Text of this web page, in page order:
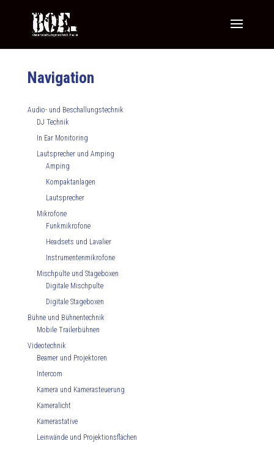
Navigation
Audio- und Beschallungstechnik
DJ Technik
In Ear Monitoring
Lautsprecher und Amping
Amping
Kompaktanlagen
Lautsprecher
Mikrofone
Funkmikrofone
Headsets und Lavalier
Instrumentenmikrofone
Mischpulte und Stageboxen
Digitale Mischpulte
Digitale Stageboxen
Bühne und Bühnentechnik
Mobile Trailerbühnen
Videotechnik
Beamer und Projektoren
Intercom
Kamera und Kamerasteuerung
Kameralicht
Kamerastative
Leinwände und Projektionsflächen